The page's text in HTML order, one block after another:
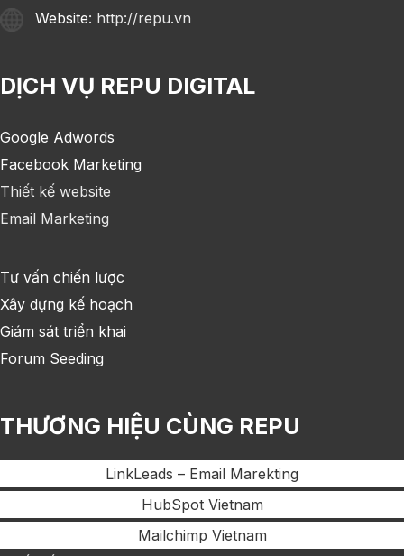
Website: http://repu.vn
DỊCH VỤ REPU DIGITAL
Google Adwords
Facebook Marketing
Thiết kế website
Email Marketing
Tư vấn chiến lược
Xây dựng kế hoạch
Giám sát triển khai
Forum Seeding
THƯƠNG HIỆU CÙNG REPU
LinkLeads – Email Marekting
HubSpot Vietnam
Mailchimp Vietnam